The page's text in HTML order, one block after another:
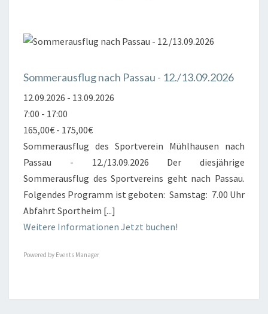
Sommerausflug nach Passau - 12./13.09.2026
12.09.2026 - 13.09.2026
7:00 - 17:00
165,00€ - 175,00€
Sommerausflug des Sportverein Mühlhausen nach
Passau - 12./13.09.2026 Der diesjährige
Sommerausflug des Sportvereins geht nach Passau.
Folgendes Programm ist geboten: Samstag: 7.00 Uhr
Abfahrt Sportheim [...]
Weitere Informationen Jetzt buchen!
Powered by Events Manager